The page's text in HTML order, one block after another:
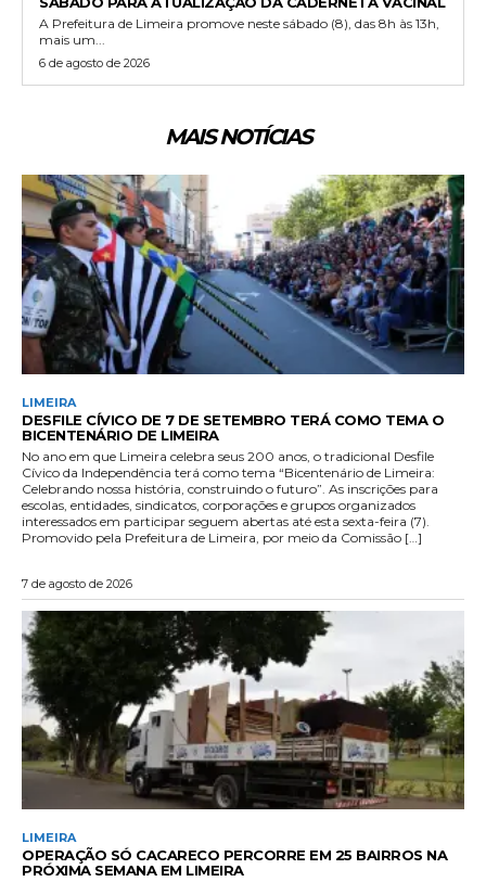
A Prefeitura de Limeira promove neste sábado (8), das 8h às 13h,
mais um...
6 de agosto de 2026
MAIS NOTÍCIAS
LIMEIRA
DESFILE CÍVICO DE 7 DE SETEMBRO TERÁ COMO TEMA O
BICENTENÁRIO DE LIMEIRA
No ano em que Limeira celebra seus 200 anos, o tradicional Desfile
Cívico da Independência terá como tema “Bicentenário de Limeira:
Celebrando nossa história, construindo o futuro”. As inscrições para
escolas, entidades, sindicatos, corporações e grupos organizados
interessados em participar seguem abertas até esta sexta-feira (7).
Promovido pela Prefeitura de Limeira, por meio da Comissão […]
7 de agosto de 2026
LIMEIRA
OPERAÇÃO SÓ CACARECO PERCORRE EM 25 BAIRROS NA
PRÓXIMA SEMANA EM LIMEIRA